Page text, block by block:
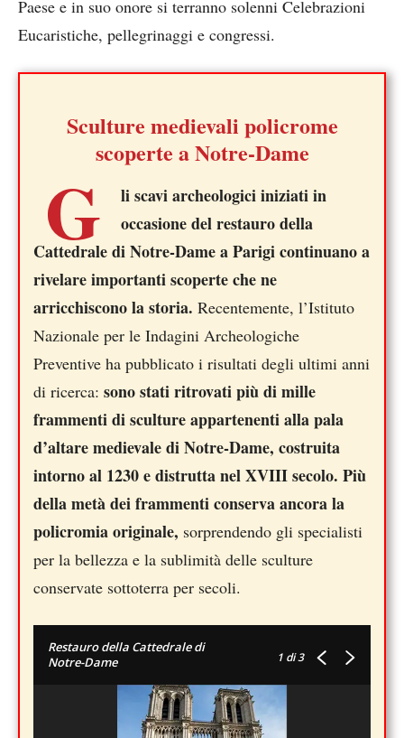
Paese e in suo onore si terranno solenni Celebrazioni
Eucaristiche, pellegrinaggi e congressi.
Sculture medievali policrome
scoperte a Notre-Dame
G
li scavi archeologici iniziati in
occasione del restauro della
Cattedrale di Notre-Dame a Parigi continuano a
rivelare importanti scoperte che ne
arricchiscono la storia. Recentemente, l’Istituto
Nazionale per le Indagini Archeologiche
Preventive ha pubblicato i risultati degli ultimi anni
di ricerca: sono stati ritrovati più di mille
frammenti di sculture appartenenti alla pala
d’altare medievale di Notre-Dame, costruita
intorno al 1230 e distrutta nel XVIII secolo. Più
della metà dei frammenti conserva ancora la
policromia originale, sorprendendo gli specialisti
per la bellezza e la sublimità delle sculture
conservate sottoterra per secoli.
Restauro della Cattedrale di
Notre-Dame
1 di 3